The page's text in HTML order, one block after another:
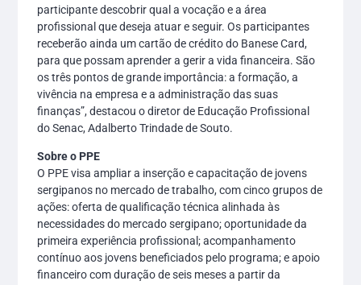
participante descobrir qual a vocação e a área
profissional que deseja atuar e seguir. Os participantes
receberão ainda um cartão de crédito do Banese Card,
para que possam aprender a gerir a vida financeira. São
os três pontos de grande importância: a formação, a
vivência na empresa e a administração das suas
finanças”, destacou o diretor de Educação Profissional
do Senac, Adalberto Trindade de Souto.
Sobre o PPE
O PPE visa ampliar a inserção e capacitação de jovens
sergipanos no mercado de trabalho, com cinco grupos de
ações: oferta de qualificação técnica alinhada às
necessidades do mercado sergipano; oportunidade da
primeira experiência profissional; acompanhamento
contínuo aos jovens beneficiados pelo programa; e apoio
financeiro com duração de seis meses a partir da